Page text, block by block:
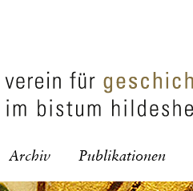
Archiv Publikationen